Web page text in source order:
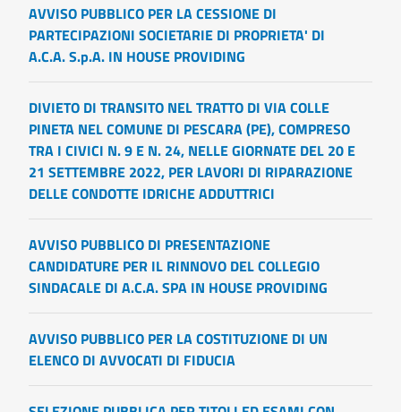
AVVISO PUBBLICO PER LA CESSIONE DI
PARTECIPAZIONI SOCIETARIE DI PROPRIETA' DI
A.C.A. S.p.A. IN HOUSE PROVIDING
DIVIETO DI TRANSITO NEL TRATTO DI VIA COLLE
PINETA NEL COMUNE DI PESCARA (PE), COMPRESO
TRA I CIVICI N. 9 E N. 24, NELLE GIORNATE DEL 20 E
21 SETTEMBRE 2022, PER LAVORI DI RIPARAZIONE
DELLE CONDOTTE IDRICHE ADDUTTRICI
AVVISO PUBBLICO DI PRESENTAZIONE
CANDIDATURE PER IL RINNOVO DEL COLLEGIO
SINDACALE DI A.C.A. SPA IN HOUSE PROVIDING
AVVISO PUBBLICO PER LA COSTITUZIONE DI UN
ELENCO DI AVVOCATI DI FIDUCIA